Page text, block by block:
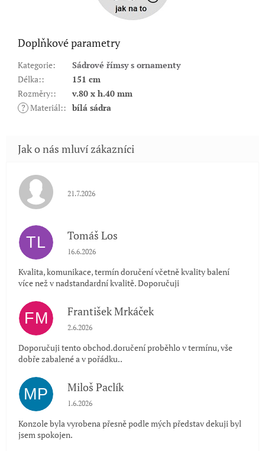
Doplňkové parametry
Kategorie:
Sádrové římsy s ornamenty
Délka::
151 cm
Rozměry::
v.80 x h.40 mm
? Materiál:: bílá sádra
Hodnocení obchodu je 5 z 5 hvězdiček.
21.7.2026
TL Tomáš Los
Hodnocení obchodu je 5 z 5 hvězdiček.
16.6.2026
Kvalita, komunikace, termín doručení včetně kvality balení
více než v nadstandardní kvalitě. Doporučuji
FM František Mrkáček
Hodnocení obchodu je 5 z 5 hvězdiček.
2.6.2026
Doporučuji tento obchod.doručení proběhlo v termínu, vše
dobře zabalené a v pořádku..
MP Miloš Paclík
Hodnocení obchodu je 5 z 5 hvězdiček.
1.6.2026
Konzole byla vyrobena přesně podle mých představ dekuji byl
jsem spokojen.